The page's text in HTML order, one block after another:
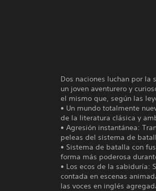
Dos naciones luchan por la
un joven aventurero y
el mismo que, según las
• Un mundo totalmente
de la literatura clásica y
• Agresión instantánea:
peleas del sistema de
• Sistema de batalla con
forma más poderosa
• Los ecos de la sabiduría:
contada en escenas
las voces en inglés